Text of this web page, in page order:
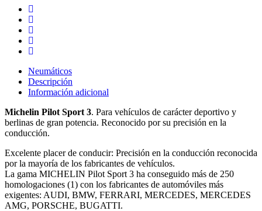
Neumáticos
Descripción
Información adicional
Michelin Pilot Sport 3. Para vehículos de carácter deportivo y
berlinas de gran potencia. Reconocido por su precisión en la
conducción.
Excelente placer de conducir: Precisión en la conducción reconocida
por la mayoría de los fabricantes de vehículos.
La gama MICHELIN Pilot Sport 3 ha conseguido más de 250
homologaciones (1) con los fabricantes de automóviles más
exigentes: AUDI, BMW, FERRARI, MERCEDES, MERCEDES
AMG, PORSCHE, BUGATTI.